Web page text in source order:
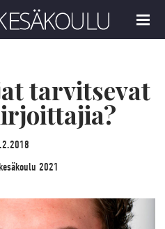
MENU
tarvitsevat
2021